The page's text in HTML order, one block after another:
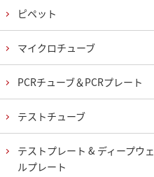
ピペット
マイクロチューブ
PCRチューブ＆PCRプレート
テストチューブ
テストプレート & ディープウェ
ルプレート